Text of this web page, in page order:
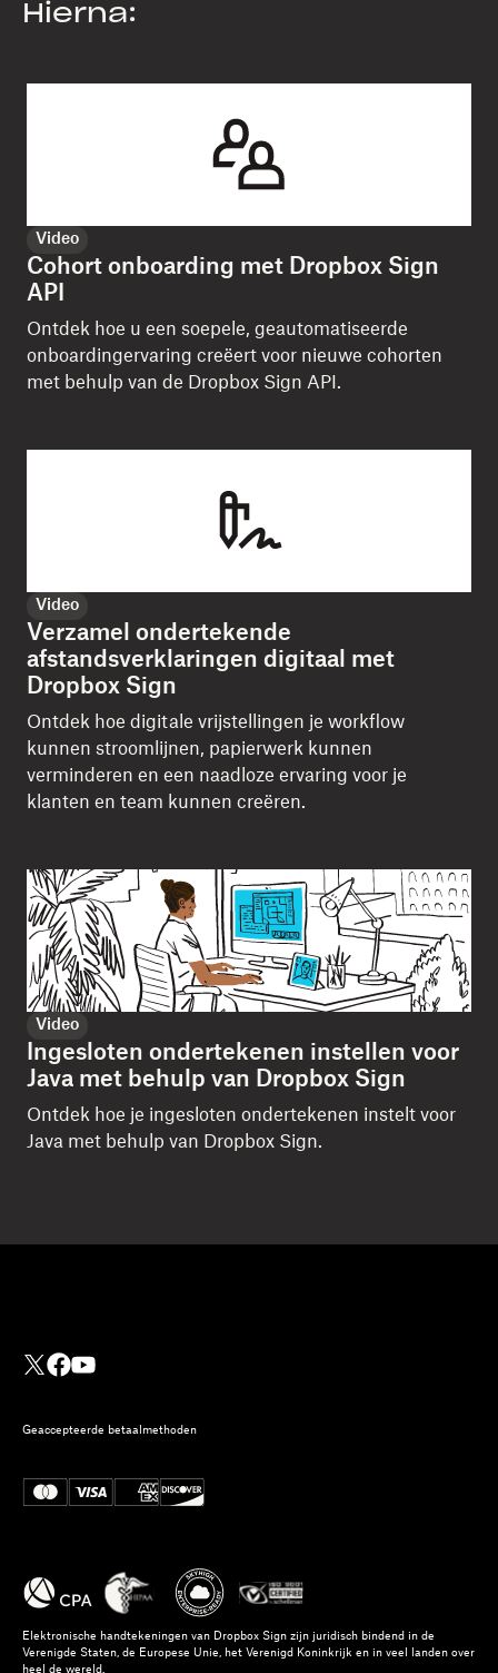
Hierna:
Video
Cohort onboarding met Dropbox Sign
API
Ontdek hoe u een soepele, geautomatiseerde
onboardingervaring creëert voor nieuwe cohorten
met behulp van de Dropbox Sign API.
Video
Verzamel ondertekende
afstandsverklaringen digitaal met
Dropbox Sign
Ontdek hoe digitale vrijstellingen je workflow
kunnen stroomlijnen, papierwerk kunnen
verminderen en een naadloze ervaring voor je
klanten en team kunnen creëren.
Video
Ingesloten ondertekenen instellen voor
Java met behulp van Dropbox Sign
Ontdek hoe je ingesloten ondertekenen instelt voor
Java met behulp van Dropbox Sign.
Geaccepteerde betaalmethoden
Elektronische handtekeningen van Dropbox Sign zijn juridisch bindend in de
Verenigde Staten, de Europese Unie, het Verenigd Koninkrijk en in veel landen over
heel de wereld.